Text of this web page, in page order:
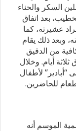
السكر والحناء
بعد اتفاق
عشيرته، كما
وبعد ذلك يقام
من الدقيق
أيام. وخلال
لأطفال
للحاضرين.
الموسم أنه